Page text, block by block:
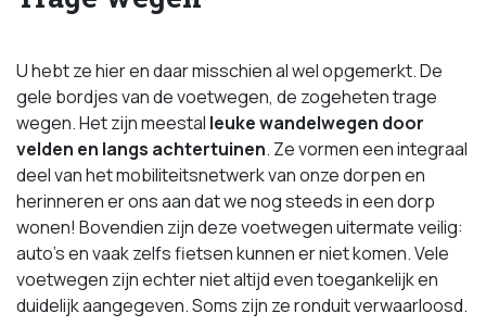
U hebt ze hier en daar misschien al wel opgemerkt. De
gele bordjes van de voetwegen, de zogeheten trage
wegen. Het zijn meestal leuke wandelwegen door
velden en langs achtertuinen. Ze vormen een integraal
deel van het mobiliteitsnetwerk van onze dorpen en
herinneren er ons aan dat we nog steeds in een dorp
wonen! Bovendien zijn deze voetwegen uitermate veilig:
auto’s en vaak zelfs fietsen kunnen er niet komen. Vele
voetwegen zijn echter niet altijd even toegankelijk en
duidelijk aangegeven. Soms zijn ze ronduit verwaarloosd.